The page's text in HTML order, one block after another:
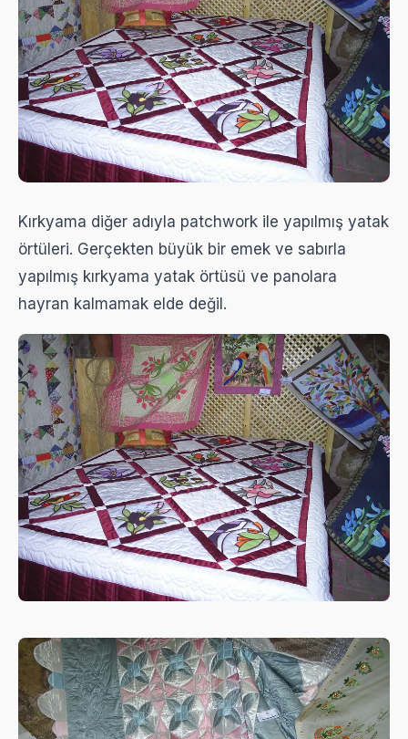
Kırkyama diğer adıyla patchwork ile yapılmış yatak
örtüleri. Gerçekten büyük bir emek ve sabırla
yapılmış kırkyama yatak örtüsü ve panolara
hayran kalmamak elde değil.